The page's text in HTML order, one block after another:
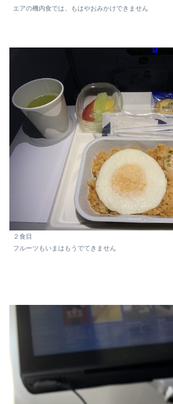
エアの機内食では、もはやおみかけできません
２食目
フルーツもいまはもうでてきません